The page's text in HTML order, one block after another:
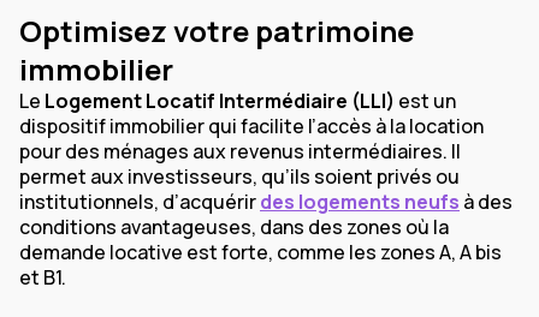
Optimisez votre patrimoine
immobilier
Le Logement Locatif Intermédiaire (LLI) est un
dispositif immobilier qui facilite l’accès à la location
pour des ménages aux revenus intermédiaires. Il
permet aux investisseurs, qu’ils soient privés ou
institutionnels, d’acquérirdes logements neufs à des
conditions avantageuses, dans des zones où la
demande locative est forte, comme les zones A, A bis
et B1.